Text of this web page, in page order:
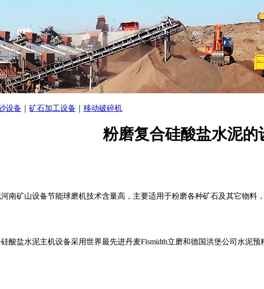
设备 矿石加工设备 移动破碎机
粉磨复合硅酸盐水泥的
南矿山设备节能球磨机技术含量高，主要适用于粉磨各种矿石及其它物料
酸盐水泥主机设备采用世界最先进丹麦Flsmidth立磨和德国洪堡公司水泥